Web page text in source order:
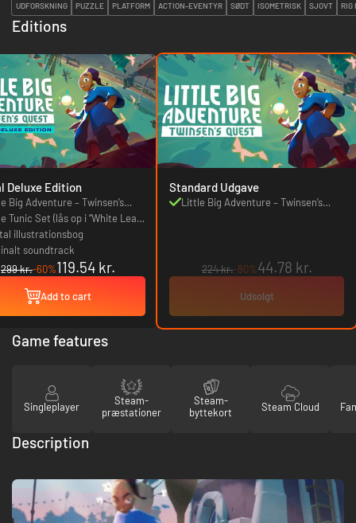
UDFORSKNING PUZZLE PLATFORM ACTION-EVENTYR SØDT ISOMETRISK SJOVT RIG
Editions
Deluxe Edition
Big Adventure – Twinsen’s
Tunic Set (lås op i “White Leaf
illustrationsbog
soundtrack
299 kr.-60%119.54 kr.
Add to cart
Standard Udgave
Little Big Adventure – Twinsen’s
224 kr.-80%44.78 kr.
Udsolgt
Game features
Singleplayer
Steam-
præstationer
Steam-
byttekort
Steam Cloud
Description